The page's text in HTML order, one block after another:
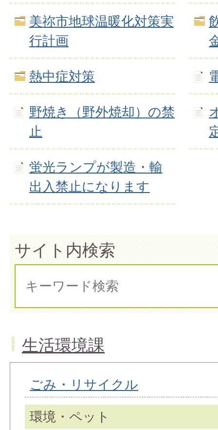
美祢市地球温暖化対策実
行計画
熱中症対策
野焼き（野外焼却）の禁
止
蛍光ランプが製造・輸
出入禁止になります
サイト内検索
生活環境課
ごみ・リサイクル
環境・ペット